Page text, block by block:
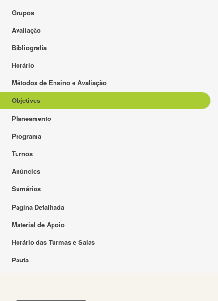
Grupos
Avaliação
Bibliografia
Horário
Métodos de Ensino e Avaliação
Objetivos
Planeamento
Programa
Turnos
Anúncios
Sumários
Página Detalhada
Material de Apoio
Horário das Turmas e Salas
Pauta